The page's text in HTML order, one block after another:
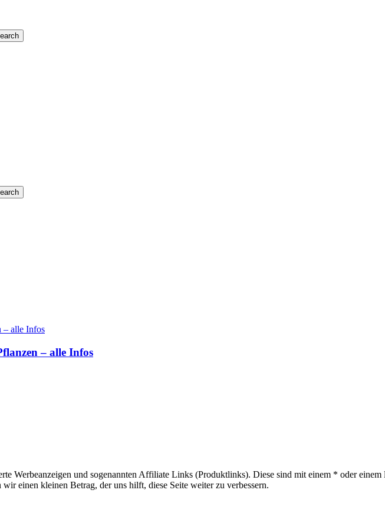
– alle Infos
Werbeanzeigen und sogenannten Affiliate Links (Produktlinks). Diese sind mit einem * oder
einen kleinen Betrag, der uns hilft, diese Seite weiter zu verbessern.